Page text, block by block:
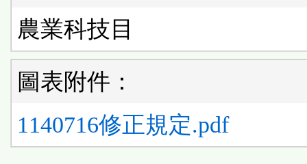
農業科技目
圖表附件：
1140716修正規定.pdf